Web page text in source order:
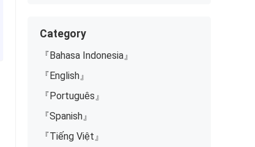
Category
『Bahasa Indonesia』
『English』
『Português』
『Spanish』
『Tiếng Việt』